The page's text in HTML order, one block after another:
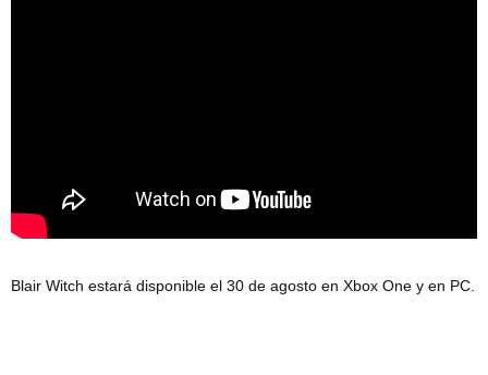
Blair Witch estará disponible el 30 de agosto en Xbox One y en PC.